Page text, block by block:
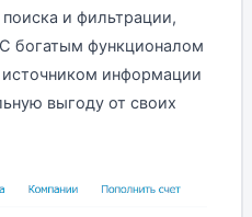
и фильтрации,
богатым функционалом
информации
выгоду от своих